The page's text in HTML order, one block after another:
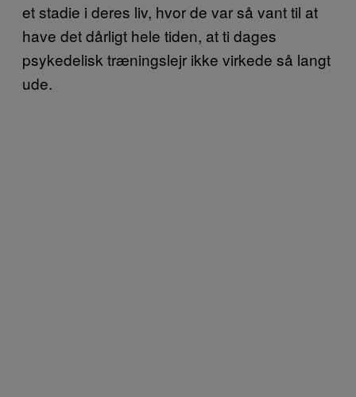
et stadie i deres liv, hvor de var så vant til at
have det dårligt hele tiden, at ti dages
psykedelisk træningslejr ikke virkede så langt
ude.